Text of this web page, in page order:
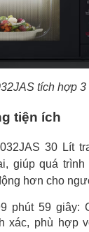
tích hợp
tiện ích
30 Lít
giúp quá
hơn cho
phút 59 giây:
xác, phù hợp